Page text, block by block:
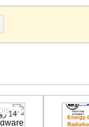
14 روز پیش